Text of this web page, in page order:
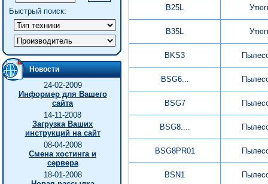
Быстрый поиск:
Новости
24-02-2009
Информер для Вашего
сайта
14-11-2008
Загрузка Ваших
инструкций на сайт
08-04-2008
Смена хостинга и
сервера
18-01-2008
B25L
B35L
BKS3
BSG6...
BSG7
BSG8....
BSG8PR01
BSN1